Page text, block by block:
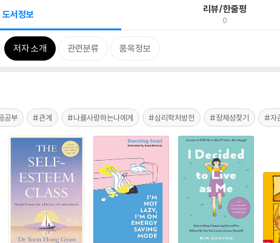
도서정보 리뷰/한줄평
0
저자 소개 관련분류 품목정보
공부 #관계 #나를사랑하는나에게 #심리학처방전 #정체성찾기 #자